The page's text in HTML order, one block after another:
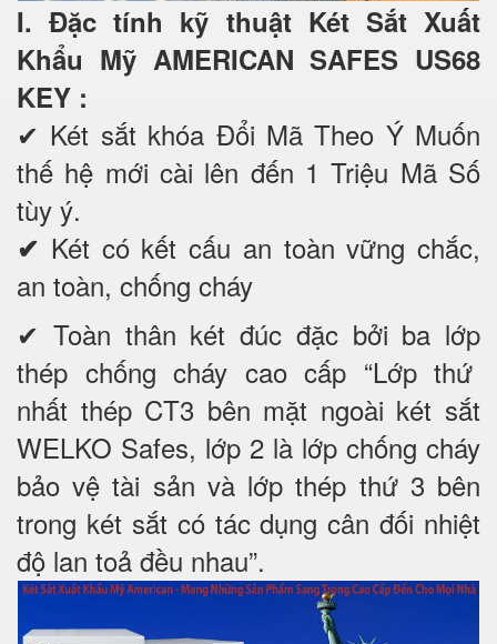
I. Đặc tính kỹ thuật Két Sắt Xuất
Khẩu Mỹ AMERICAN SAFES US68
KEY :
✔ Két sắt khóa Đổi Mã Theo Ý Muốn
thế hệ mới cài lên đến 1 Triệu Mã Số
tùy ý.
✔ Két có kết cấu an toàn vững chắc,
an toàn, chống cháy
✔ Toàn thân két đúc đặc bởi ba lớp
thép chống cháy cao cấp “Lớp thứ
nhất thép CT3 bên mặt ngoài két sắt
WELKO Safes, lớp 2 là lớp chống cháy
bảo vệ tài sản và lớp thép thứ 3 bên
trong két sắt có tác dụng cân đối nhiệt
độ lan toả đều nhau”.